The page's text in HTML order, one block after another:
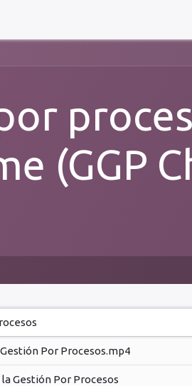
(GGP
Por Procesos.mp4
Gestión Por Procesos